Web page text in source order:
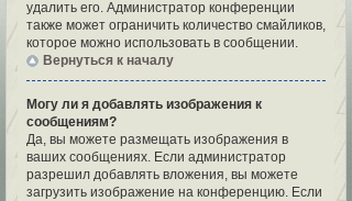
удалить его. Администратор конференции
также может ограничить количество смайликов,
которое можно использовать в сообщении.
Вернуться к началу
Могу ли я добавлять изображения к
сообщениям?
Да, вы можете размещать изображения в
ваших сообщениях. Если администратор
разрешил добавлять вложения, вы можете
загрузить изображение на конференцию. Если